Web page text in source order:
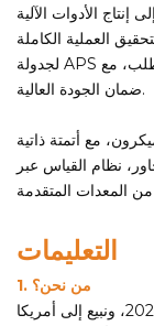
العملية الكاملة
لجدولة APS الدقيقة، لتحقيق عرض في الوقت الفعلي لتقدم الطلب، مع
ضمان الجودة العالية.
مع أتمتة ذاتية
نظام القياس عبر
التعليمات
1. من نحن؟
يقع مقرنا في آنهوي، الصين، ونبدأ من عام 2024، ونبيع إلى أمريكا